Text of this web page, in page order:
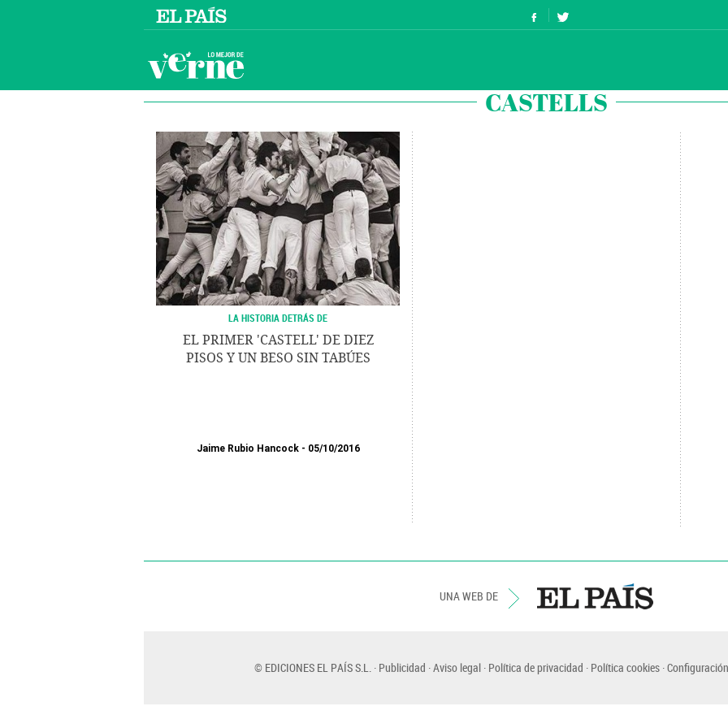
CASTELLS
LA HISTORIA DETRÁS DE
EL PRIMER 'CASTELL' DE DIEZ
PISOS Y UN BESO SIN TABÚES
Jaime Rubio Hancock 05/10/2016
UNA WEB DE
© EDICIONES EL PAÍS S.L. Publicidad Aviso legal Política de privacidad Política cookies